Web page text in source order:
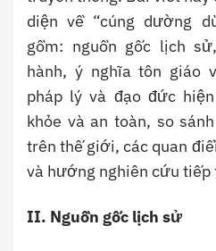
diện về “cúng dường
gồm: nguồn gốc lịch
hành, ý nghĩa tôn giáo
pháp lý và đạo đức
khỏe và an toàn, so
trên thế giới, các quan
và hướng nghiên cứu tiếp
II. Nguồn gốc lịch sử